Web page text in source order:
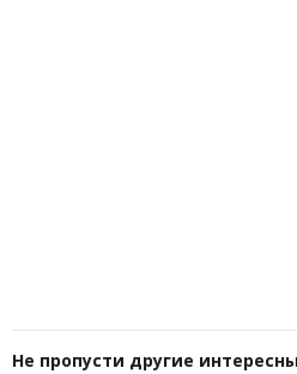
Не пропусти другие